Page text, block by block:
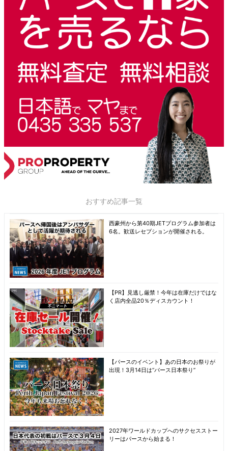
おすすめ記事一覧
西豪州から第40期JETプログラム参加者は
6名。歓送レセプションが開催される。
【PR】見逃し厳禁！今年は在庫だけではな
く店内全品20％ディスカウント！
【パースのイベント】あの日本のお祭りが
出現！3月14日は“パース日本祭り”
2027年ワールドカップへのサクセスストー
リーはパースから始まる！